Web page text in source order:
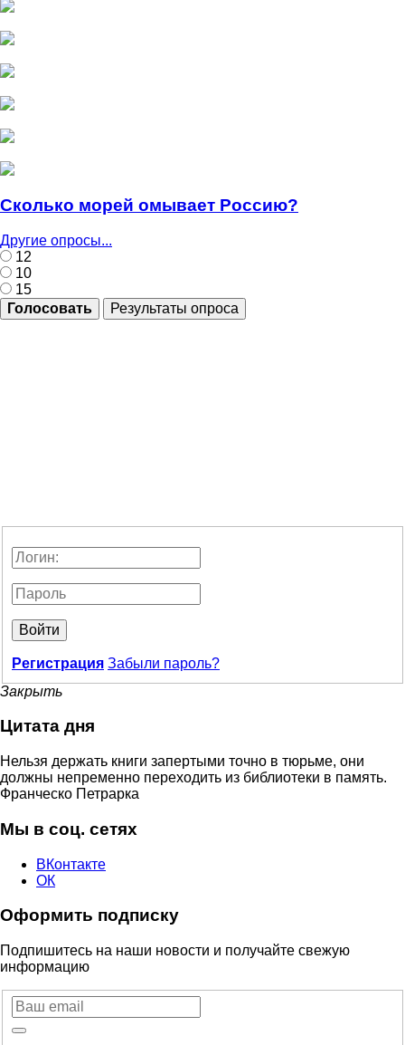
Сколько морей омывает Россию?
Другие опросы...
12
10
15
Голосовать
Результаты опроса
Войти
Регистрация Забыли пароль?
Закрыть
Цитата дня
Нельзя держать книги запертыми точно в тюрьме, они
должны непременно переходить из библиотеки в память.
Франческо Петрарка
Мы в соц. сетях
ВКонтакте
ОК
Оформить подписку
Подпишитесь на наши новости и получайте свежую
информацию